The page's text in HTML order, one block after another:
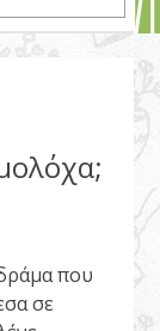
που
σε